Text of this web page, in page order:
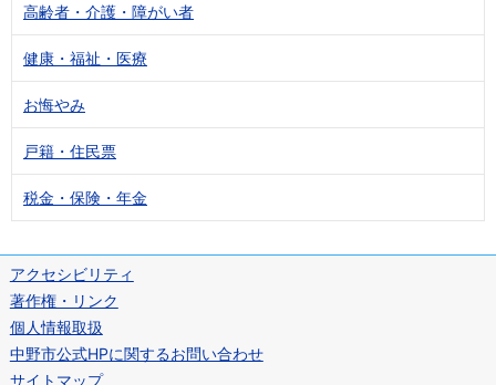
高齢者・介護・障がい者
健康・福祉・医療
お悔やみ
戸籍・住民票
税金・保険・年金
アクセシビリティ
著作権・リンク
個人情報取扱
中野市公式HPに関するお問い合わせ
サイトマップ